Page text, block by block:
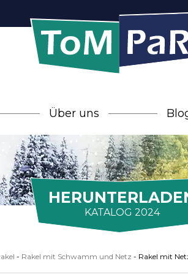
Über uns
KATALOG 2024
- Rakel mit Schwamm und Netz - Rakel mit